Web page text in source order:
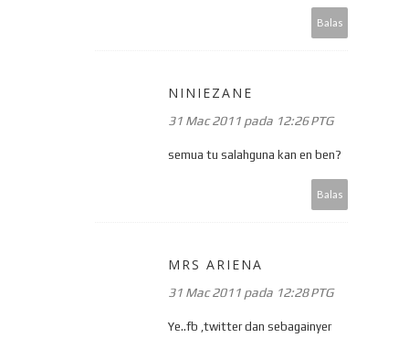
Balas
NINIEZANE
31 Mac 2011 pada 12:26 PTG
semua tu salahguna kan en ben?
Balas
MRS ARIENA
31 Mac 2011 pada 12:28 PTG
Ye..fb ,twitter dan sebagainyer